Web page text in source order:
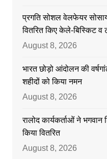
प्रगति सोशल वेलफेयर
वितरित किए केले-बिस्किट व
August 8, 2026
भारत छोड़ो आंदोलन की
शहीदों को किया नमन
August 8, 2026
रालोद कार्यकर्ताओं ने
किया वितरित
August 8, 2026